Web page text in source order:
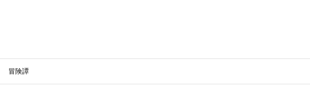
冒険譚